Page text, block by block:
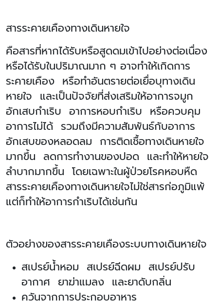
สารระคายเคืองทางเดินหายใจ
คือสารที่หากได้รับหรือสูดดมเข้าไปอย่างต่อเนื่อง
หรือได้รับในปริมาณมาก ๆ อาจทำให้เกิดการ
ระคายเคือง หรือทำอันตรายต่อเยื่อบุทางเดิน
หายใจ และเป็นปัจจัยที่ส่งเสริมให้อาการจมูก
อักเสบกำเริบ อาการหอบกำเริบ หรือควบคุม
อาการไม่ได้ รวมถึงมีความสัมพันธ์กับอาการ
อักเสบของหลอดลม การติดเชื้อทางเดินหายใจ
มากขึ้น ลดการทำงานของปอด และทำให้หายใจ
ลำบากมากขึ้น โดยเฉพาะในผู้ป่วยโรคหอบหืด
สารระคายเคืองทางเดินหายใจไม่ใช่สารก่อภูมิแพ้
แต่ก็ทำให้อาการกำเริบได้เช่นกัน
ตัวอย่างของสารระคายเคืองระบบทางเดินหายใจ
สเปรย์น้ำหอม สเปรย์ฉีดผม สเปรย์ปรับ
อากาศ ยาฆ่าแมลง และยาดับกลิ่น
ควันจากการประกอบอาหาร